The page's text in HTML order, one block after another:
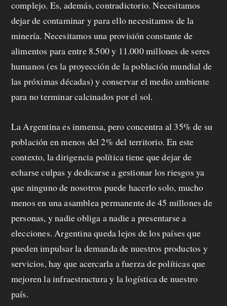
complejo. Es, además, contradictorio. Necesitamos
dejar de contaminar y para ello necesitamos de la
minería. Necesitamos una provisión constante de
alimentos para entre 8.500 y 11.000 millones de seres
humanos (es la proyección de la población mundial de
las próximas décadas) y conservar el medio ambiente
para no terminar calcinados por el sol.
La Argentina es inmensa, pero concentra al 35% de su
población en menos del 2% del territorio. En este
contexto, la dirigencia política tiene que dejar de
echarse culpas y dedicarse a gestionar los riesgos ya
que ninguno de nosotros puede hacerlo solo, mucho
menos en una asamblea permanente de 45 millones de
personas, y nadie obliga a nadie a presentarse a
elecciones. Argentina queda lejos de los países que
pueden impulsar la demanda de nuestros productos y
servicios, hay que acercarla a fuerza de políticas que
mejoren la infraestructura y la logística de nuestro
país.